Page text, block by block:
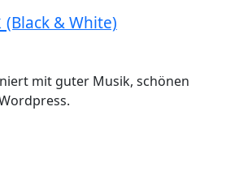
(Black & White)
mit guter Musik, schönen